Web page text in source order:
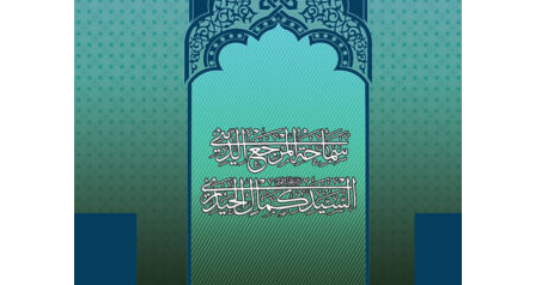
تماس با ما
ثبت شکایات
حساب کاربری من
درباره ما